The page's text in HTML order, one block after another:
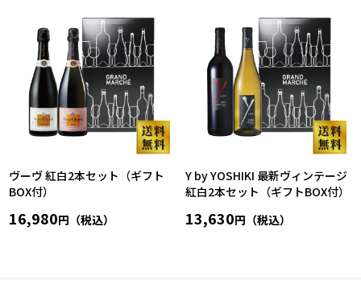
ヴーヴ 紅白2本セット（ギフト
BOX付）
16,980円（税込）
Y by YOSHIKI 最新ヴィンテージ
紅白2本セット（ギフトBOX付）
13,630円（税込）